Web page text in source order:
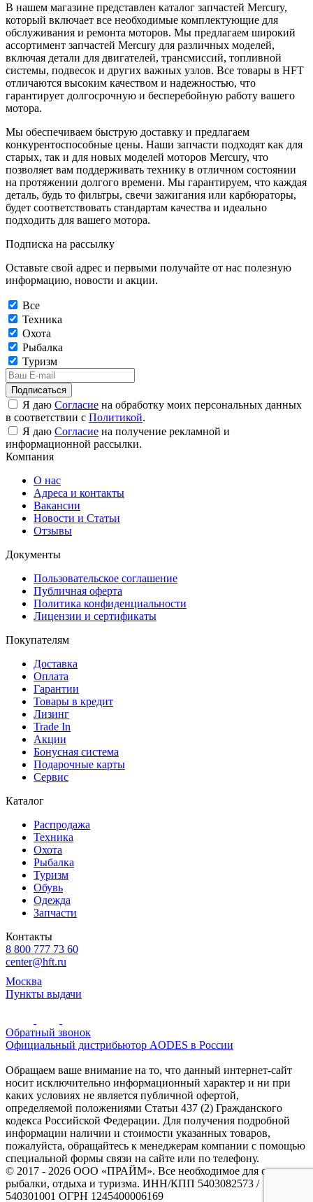
В нашем магазине представлен каталог запчастей Mercury,
который включает все необходимые комплектующие для
обслуживания и ремонта моторов. Мы предлагаем широкий
ассортимент запчастей Mercury для различных моделей,
включая детали для двигателей, трансмиссий, топливной
системы, подвесок и других важных узлов. Все товары в HFT
отличаются высоким качеством и надежностью, что
гарантирует долгосрочную и бесперебойную работу вашего
мотора.
Мы обеспечиваем быструю доставку и предлагаем
конкурентоспособные цены. Наши запчасти подходят как для
старых, так и для новых моделей моторов Mercury, что
позволяет вам поддерживать технику в отличном состоянии
на протяжении долгого времени. Мы гарантируем, что каждая
деталь, будь то фильтры, свечи зажигания или карбюраторы,
будет соответствовать стандартам качества и идеально
подходить для вашего мотора.
Подписка на рассылку
Оставьте свой адрес и первыми получайте от нас полезную
информацию, новости и акции.
Все
Техника
Охота
Рыбалка
Туризм
Подписаться
Я даю Согласие на обработку моих персональных данных
в соответствии с Политикой.
Я даю Согласие на получение рекламной и
информационной рассылки.
Компания
О нас
Адреса и контакты
Вакансии
Новости и Статьи
Отзывы
Документы
Пользовательское соглашение
Публичная оферта
Политика конфиденциальности
Лицензии и сертификаты
Покупателям
Доставка
Оплата
Гарантии
Товары в кредит
Лизинг
Trade In
Акции
Бонусная система
Подарочные карты
Сервис
Каталог
Распродажа
Техника
Охота
Рыбалка
Туризм
Обувь
Одежда
Запчасти
Контакты
8 800 777 73 60
center@hft.ru
Москва
Пункты выдачи
Обратный звонок
Официальный дистрибьютор AODES в России
Обращаем ваше внимание на то, что данный интернет-сайт
носит исключительно информационный характер и ни при
каких условиях не является публичной офертой,
определяемой положениями Статьи 437 (2) Гражданского
кодекса Российской Федерации. Для получения подробной
информации наличии и стоимости указанных товаров,
пожалуйста, обращайтесь к менеджерам компании с помощью
специальной формы связи на сайте или по телефону.
© 2017 - 2026 ООО «ПРАЙМ». Все необходимое для охоты и
рыбалки, отдыха и туризма. ИНН/КПП 5403082573 /
540301001 ОГРН 1245400006169